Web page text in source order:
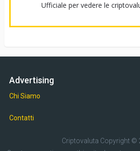
Ufficiale per vedere le
Advertising
Chi Siamo
Contatti
Criptovaluta Copyright ©